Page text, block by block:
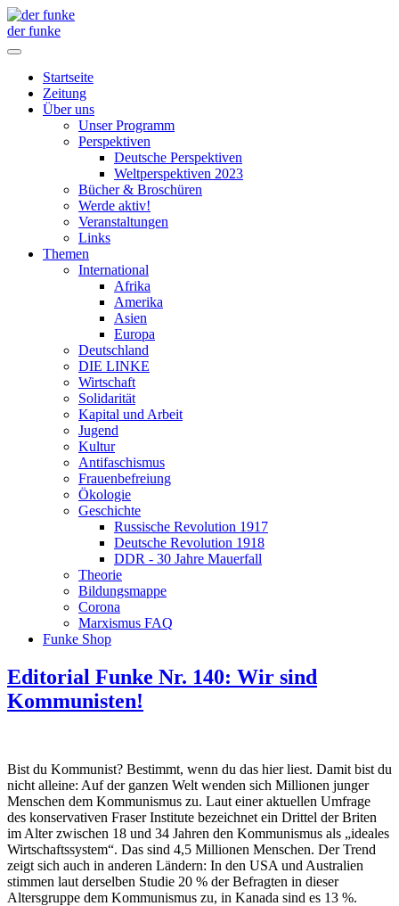
der funke
Startseite
Zeitung
Über uns
Unser Programm
Perspektiven
Deutsche Perspektiven
Weltperspektiven 2023
Bücher & Broschüren
Werde aktiv!
Veranstaltungen
Links
Themen
International
Afrika
Amerika
Asien
Europa
Deutschland
DIE LINKE
Wirtschaft
Solidarität
Kapital und Arbeit
Jugend
Kultur
Antifaschismus
Frauenbefreiung
Ökologie
Geschichte
Russische Revolution 1917
Deutsche Revolution 1918
DDR - 30 Jahre Mauerfall
Theorie
Bildungsmappe
Corona
Marxismus FAQ
Funke Shop
Editorial Funke Nr. 140: Wir sind
Kommunisten!
Bist du Kommunist? Bestimmt, wenn du das hier liest. Damit bist du
nicht alleine: Auf der ganzen Welt wenden sich Millionen junger
Menschen dem Kommunismus zu. Laut einer aktuellen Umfrage
des konservativen Fraser Institute bezeichnet ein Drittel der Briten
im Alter zwischen 18 und 34 Jahren den Kommunismus als „ideales
Wirtschaftssystem“. Das sind 4,5 Millionen Menschen. Der Trend
zeigt sich auch in anderen Ländern: In den USA und Australien
stimmen laut derselben Studie 20 % der Befragten in dieser
Altersgruppe dem Kommunismus zu, in Kanada sind es 13 %.